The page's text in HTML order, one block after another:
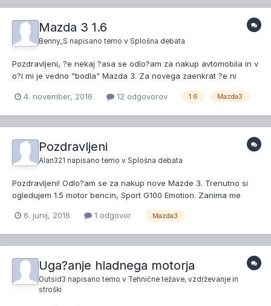
Mazda 3 1.6
Benny_S napisano temo v Splošna debata
Pozdravljeni, ?e nekaj ?asa se odlo?am za nakup avtomobila in v
o?i mi je vedno "bodla" Mazda 3. Za novega zaenkrat ?e ni
max. 10-11k?. Ker ne delam dalj?ih relacij bi najraje vzel
4. november, 2016 12 odgovorov 1.6 Mazda3
Pozdravljeni
Alan321 napisano temo v Splošna debata
Pozdravljeni! Odlo?am se za nakup nove Mazde 3. Trenutno si
ogledujem 1.5 motor bencin, Sport G100 Emotion. Zanima me
Slabosti - Prednosti Vsaka informacija je dobrodo?la, do zdaj
6. junij, 2016 1 odgovor Mazda3
Uga?anje hladnega motorja
Outsid3 napisano temo v Tehnične težave, vzdrževanje in
stroški